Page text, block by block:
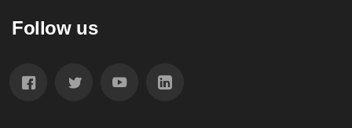
Follow us